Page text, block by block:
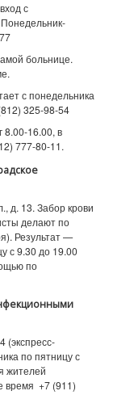
с
больнице.
с понедельника
325-98-54
8.00-16.00, в
777-80-11.
д. 13. Забор крови
делают по
Результат —
с 9.30 до 19.00
по
(экспресс-
по пятницу с
жителей
время +7 (911)